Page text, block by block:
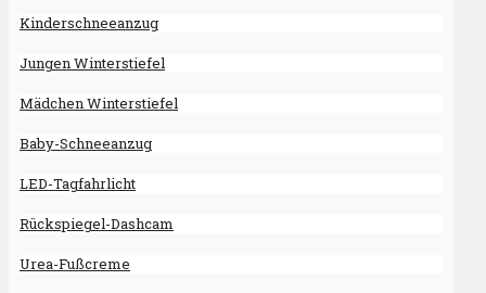
Kinderschneeanzug
Jungen Winterstiefel
Mädchen Winterstiefel
Baby-Schneeanzug
LED-Tagfahrlicht
Rückspiegel-Dashcam
Urea-Fußcreme